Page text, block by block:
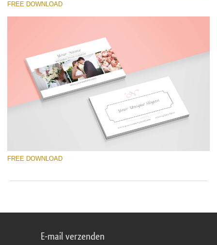
Please select
Free Template #60
Senior Price List
Free download
FREE DOWNLOAD
FREE DOWNLOAD
E-mail verzenden